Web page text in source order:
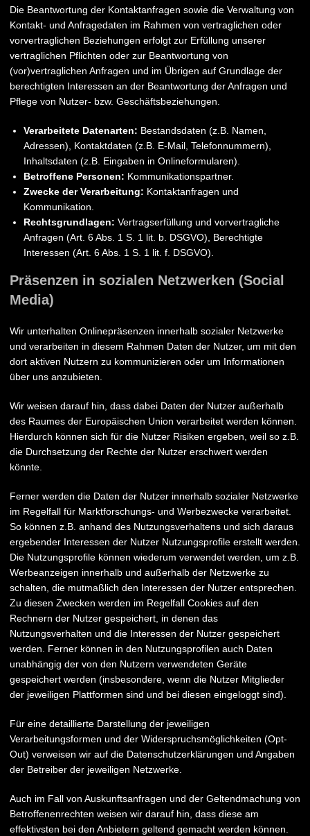
Die Beantwortung der Kontaktanfragen sowie die Verwaltung von
Kontakt- und Anfragedaten im Rahmen von vertraglichen oder
vorvertraglichen Beziehungen erfolgt zur Erfüllung unserer
vertraglichen Pflichten oder zur Beantwortung von
(vor)vertraglichen Anfragen und im Übrigen auf Grundlage der
berechtigten Interessen an der Beantwortung der Anfragen und
Pflege von Nutzer- bzw. Geschäftsbeziehungen.
Verarbeitete Datenarten: Bestandsdaten (z.B. Namen,
Adressen), Kontaktdaten (z.B. E-Mail, Telefonnummern),
Inhaltsdaten (z.B. Eingaben in Onlineformularen).
Betroffene Personen: Kommunikationspartner.
Zwecke der Verarbeitung: Kontaktanfragen und
Kommunikation.
Rechtsgrundlagen: Vertragserfüllung und vorvertragliche
Anfragen (Art. 6 Abs. 1 S. 1 lit. b. DSGVO), Berechtigte
Interessen (Art. 6 Abs. 1 S. 1 lit. f. DSGVO).
Präsenzen in sozialen Netzwerken (Social
Media)
Wir unterhalten Onlinepräsenzen innerhalb sozialer Netzwerke
und verarbeiten in diesem Rahmen Daten der Nutzer, um mit den
dort aktiven Nutzern zu kommunizieren oder um Informationen
über uns anzubieten.
Wir weisen darauf hin, dass dabei Daten der Nutzer außerhalb
des Raumes der Europäischen Union verarbeitet werden können.
Hierdurch können sich für die Nutzer Risiken ergeben, weil so z.B.
die Durchsetzung der Rechte der Nutzer erschwert werden
könnte.
Ferner werden die Daten der Nutzer innerhalb sozialer Netzwerke
im Regelfall für Marktforschungs- und Werbezwecke verarbeitet.
So können z.B. anhand des Nutzungsverhaltens und sich daraus
ergebender Interessen der Nutzer Nutzungsprofile erstellt werden.
Die Nutzungsprofile können wiederum verwendet werden, um z.B.
Werbeanzeigen innerhalb und außerhalb der Netzwerke zu
schalten, die mutmaßlich den Interessen der Nutzer entsprechen.
Zu diesen Zwecken werden im Regelfall Cookies auf den
Rechnern der Nutzer gespeichert, in denen das
Nutzungsverhalten und die Interessen der Nutzer gespeichert
werden. Ferner können in den Nutzungsprofilen auch Daten
unabhängig der von den Nutzern verwendeten Geräte
gespeichert werden (insbesondere, wenn die Nutzer Mitglieder
der jeweiligen Plattformen sind und bei diesen eingeloggt sind).
Für eine detaillierte Darstellung der jeweiligen
Verarbeitungsformen und der Widerspruchsmöglichkeiten (Opt-
Out) verweisen wir auf die Datenschutzerklärungen und Angaben
der Betreiber der jeweiligen Netzwerke.
Auch im Fall von Auskunftsanfragen und der Geltendmachung von
Betroffenenrechten weisen wir darauf hin, dass diese am
effektivsten bei den Anbietern geltend gemacht werden können.